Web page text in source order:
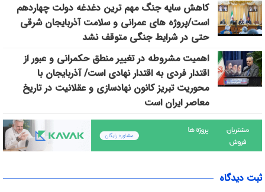
کاهش سایه جنگ مهم ‌ترین دغدغه دولت چهاردهم
است/پروژه ‌های عمرانی و سلامت آذربایجان شرقی
حتی در شرایط جنگی متوقف نشد
اهمیت مشروطه در تغییر منطق حکمرانی و عبور از
اقتدار فردی به اقتدار نهادی است/ آذربایجان با
محوریت تبریز کانون نهادسازی و عقلانیت در تاریخ
معاصر ایران است
ثبت دیدگاه